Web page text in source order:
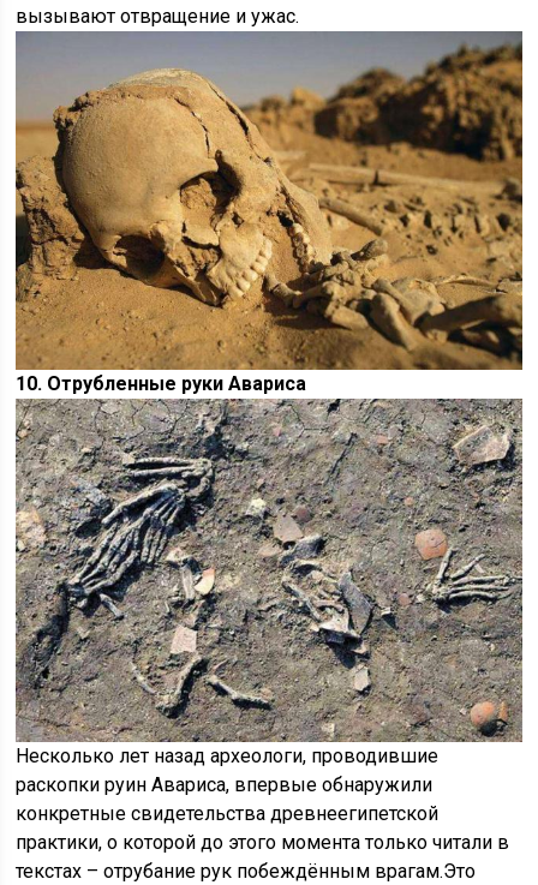
вызывают отвращение и ужас.
10. Отрубленные руки Авариса
Несколько лет назад археологи, проводившие
раскопки руин Авариса, впервые обнаружили
конкретные свидетельства древнеегипетской
практики, о которой до этого момента только читали в
текстах – отрубание рук побеждённым врагам.Это